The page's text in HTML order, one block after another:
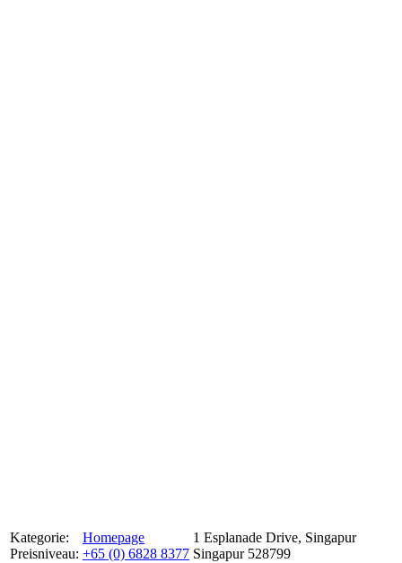
Kategorie:
Preisniveau:
Homepage
+65 (0) 6828 8377
1 Esplanade Drive, Singapur
Singapur 528799